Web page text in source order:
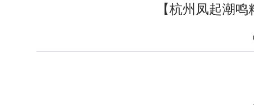
【杭州凤起潮